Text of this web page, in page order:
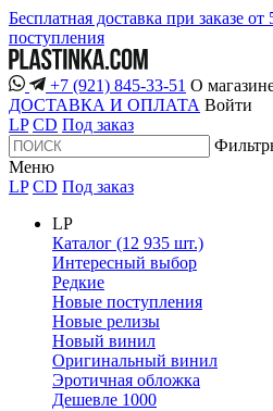
Бесплатная доставка при заказе от
поступления
+7 (921) 845-33-51 О
ДОСТАВКА И ОПЛАТА Войти
LP CD Под заказ
Меню
LP CD Под заказ
LP
Каталог (12 935 шт.)
Интересный выбор
Редкие
Новые поступления
Новые релизы
Новый винил
Оригинальный винил
Эротичная обложка
Дешевле 1000